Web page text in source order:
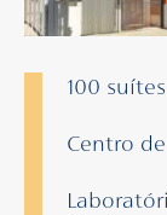
100
Centro